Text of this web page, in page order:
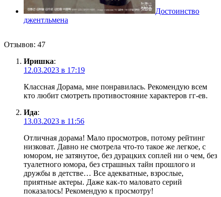
Достоинство
джентльмена
Отзывов: 47
Иришка:
12.03.2023 в 17:19
Классная Дорама, мне понравилась. Рекомендую всем
кто любит смотреть противостояние характеров гг-ев.
Ида:
13.03.2023 в 11:56
Отличная дорама! Мало просмотров, потому рейтинг
низковат. Давно не смотрела что-то такое же легкое, с
юмором, не затянутое, без дурацких соплей ни о чем, без
туалетного юмора, без страшных тайн прошлого и
дружбы в детстве… Все адекватные, взрослые,
приятные актеры. Даже как-то маловато серий
показалось! Рекомендую к просмотру!